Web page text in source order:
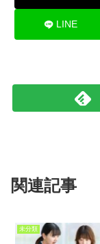
LINE
関連記事
未分類